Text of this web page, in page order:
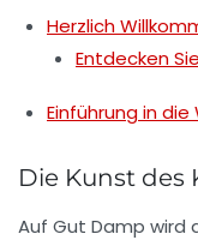
Herzlich
Entdecken
Einführung in die
Die Kunst des
Auf Gut Damp wird